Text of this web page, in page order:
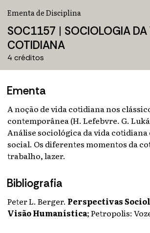
Ementa de Disciplina
SOC1157 | SOCIOLOGIA DA
COTIDIANA
4 créditos
Ementa
A noção de vida cotidiana nos
contemporânea (H. Lefebvre. G.
Análise sociológica da vida
social. Os diferentes momentos da
trabalho, lazer.
Bibliografia
Peter L. Berger. Perspectivas
Visão Humanística;Petropolis: